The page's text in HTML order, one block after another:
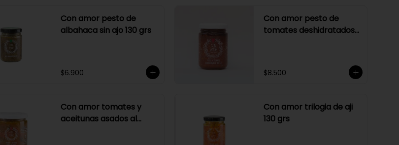
Con amor pesto de
albahaca sin ajo 130 grs
$6.900
Con amor pesto de
tomates deshidratados
$8.500
Con amor tomates y
aceitunas asados al
Con amor trilogia de aji
130 grs